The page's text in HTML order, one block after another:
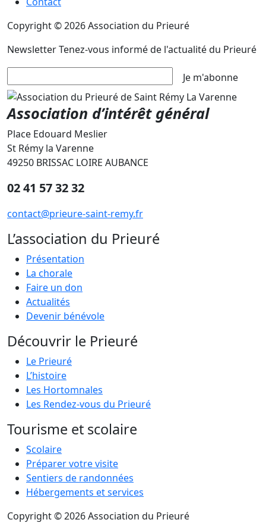
Copyright © 2026 Association du Prieuré
NewsletterTenez-vous informé de l'actualité du Prieuré
Je m'abonne
Association d’intérêt général
Place Edouard Meslier
St Rémy la Varenne
49250 BRISSAC LOIRE AUBANCE
02 41 57 32 32
contact@prieure-saint-remy.fr
L’association du Prieuré
Présentation
La chorale
Faire un don
Actualités
Devenir bénévole
Découvrir le Prieuré
Le Prieuré
L’histoire
Les Hortomnales
Les Rendez-vous du Prieuré
Tourisme et scolaire
Scolaire
Préparer votre visite
Sentiers de randonnées
Hébergements et services
Copyright © 2026 Association du Prieuré